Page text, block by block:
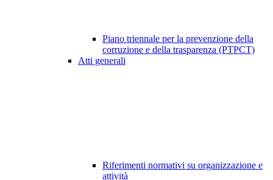
Piano triennale per la prevenzione della
corruzione e della trasparenza (PTPCT)
Atti generali
Riferimenti normativi su organizzazione e
attività